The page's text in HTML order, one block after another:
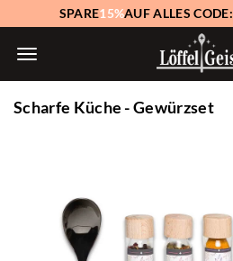
SPARE15%AUF ALLES CODE:
Scharfe Küche - Gewürzset